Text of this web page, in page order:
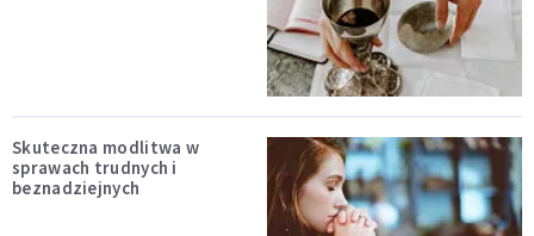
Skuteczna modlitwa w
sprawach trudnych i
beznadziejnych